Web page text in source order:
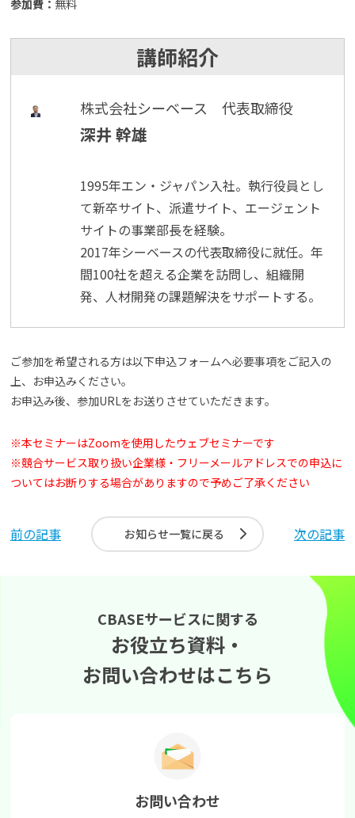
参加費： 無料
講師紹介
株式会社シーベース 代表取締役
深井 幹雄
1995年エン・ジャパン入社。執行役員とし
て新卒サイト、派遣サイト、エージェント
サイトの事業部長を経験。
2017年シーベースの代表取締役に就任。年
間100社を超える企業を訪問し、組織開
発、人材開発の課題解決をサポートする。
ご参加を希望される方は以下申込フォームへ必要事項をご記入の
上、お申込みください。
お申込み後、参加URLをお送りさせていただきます。
※本セミナーはZoomを使用したウェブセミナーです
※競合サービス取り扱い企業様・フリーメールアドレスでの申込に
ついてはお断りする場合がありますので予めご了承ください
前の記事 お知らせ一覧に戻る 次の記事
CBASEサービスに関する
お役立ち資料・
お問い合わせはこちら
お問い合わせ